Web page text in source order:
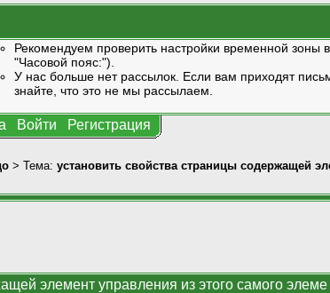
Рекомендуем проверить настройки временной
"Часовой пояс:").
У нас больше нет рассылок. Если вам приходят
знайте, что это не мы рассылаем.
Войти Регистрация
> Тема: установить свойства страницы содержащей
элемент управления из этого самого